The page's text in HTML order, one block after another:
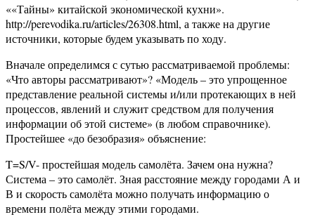
««Тайны» китайской экономической кухни».
http://perevodika.ru/articles/26308.html, а также на другие
источники, которые будем указывать по ходу.
Вначале определимся с сутью рассматриваемой проблемы:
«Что авторы рассматривают»? «Модель – это упрощенное
представление реальной системы и/или протекающих в ней
процессов, явлений и служит средством для получения
информации об этой системе» (в любом справочнике).
Простейшее «до безобразия» объяснение:
T=S/V- простейшая модель самолёта. Зачем она нужна?
Система – это самолёт. Зная расстояние между городами А и
В и скорость самолёта можно получать информацию о
времени полёта между этими городами.